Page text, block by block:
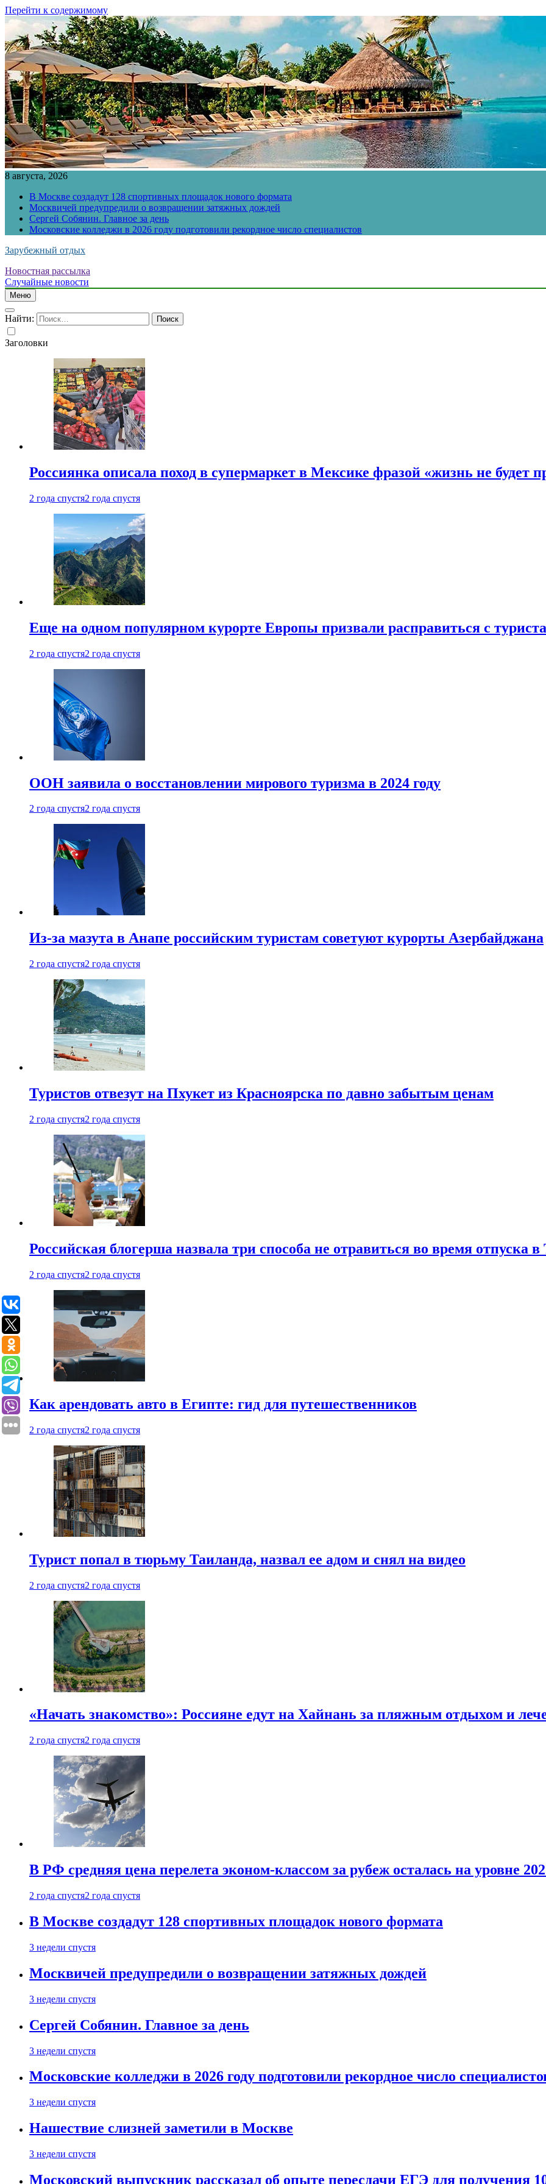
Перейти к содержимому
8 августа, 2026
В Москве создадут 128 спортивных площадок нового формата
Москвичей предупредили о возвращении затяжных дождей
Сергей Собянин. Главное за день
Московские колледжи в 2026 году подготовили рекордное число специалистов
Зарубежный отдых
Новостная рассылка
Случайные новости
Меню
Найти:
Заголовки
Россиянка описала поход в супермаркет в Мексике фразой «жизнь не будет
2 года спустя2 года спустя
Еще на одном популярном курорте Европы призвали расправиться с
2 года спустя2 года спустя
ООН заявила о восстановлении мирового туризма в 2024 году
2 года спустя2 года спустя
Из-за мазута в Анапе российским туристам советуют курорты Азербайджана
2 года спустя2 года спустя
Туристов отвезут на Пхукет из Красноярска по давно забытым ценам
2 года спустя2 года спустя
Российская блогерша назвала три способа не отравиться во время отпуска в
2 года спустя2 года спустя
Как арендовать авто в Египте: гид для путешественников
2 года спустя2 года спустя
Турист попал в тюрьму Таиланда, назвал ее адом и снял на видео
2 года спустя2 года спустя
«Начать знакомство»: Россияне едут на Хайнань за пляжным отдыхом и
2 года спустя2 года спустя
В РФ средняя цена перелета эконом-классом за рубеж осталась на уровне
2 года спустя2 года спустя
В Москве создадут 128 спортивных площадок нового формата
3 недели спустя
Москвичей предупредили о возвращении затяжных дождей
3 недели спустя
Сергей Собянин. Главное за день
3 недели спустя
Московские колледжи в 2026 году подготовили рекордное число
3 недели спустя
Нашествие слизней заметили в Москве
3 недели спустя
Московский выпускник рассказал об опыте пересдачи ЕГЭ для получения